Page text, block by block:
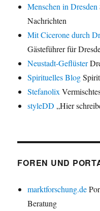
Menschen in Dresden
Nachrichten
Mit Cicerone durch
Gästeführer für
Neustadt-Geflüster
Spirituelles Blog
Stefanolix
styleDD „Hier
FOREN UND
marktforschung.de
Beratung